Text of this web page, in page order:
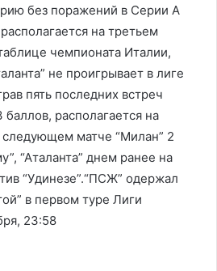
без поражений в Серии А
на третьем
чемпионата Италии,
не проигрывает в лиге
пять последних встреч
располагается на
матче “Милан” 2
“Аталанта” днем ранее на
“Удинезе”.“ПСЖ” одержал
в первом туре Лиги
23:58